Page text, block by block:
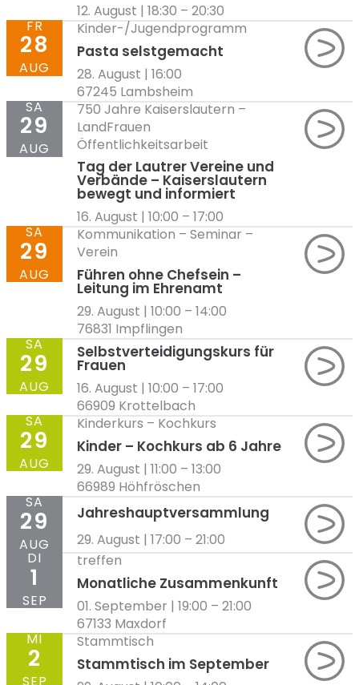
12. August | 18:30 – 20:30
Pasta selstgemacht
Kinder-/Jugendprogramm
28. August | 16:00
67245 Lambsheim
FR
28
AUG
Tag der Lautrer Vereine und
Verbände – Kaiserslautern
bewegt und informiert
750 Jahre Kaiserslautern–
LandFrauen
Öffentlichkeitsarbeit
16. August | 10:00 – 17:00
SA
29
AUG
Führen ohne Chefsein –
Leitung im Ehrenamt
Kommunikation – Seminar –
Verein
29. August | 10:00 – 14:00
76831 Impflingen
SA
29
AUG
Selbstverteidigungskurs für
Frauen
16. August | 10:00 – 17:00
66909 Krottelbach
SA
29
AUG
Kinder – Kochkurs ab 6 Jahre
Kinderkurs – Kochkurs
29. August | 11:00 – 13:00
66989 Höhfröschen
SA
29
AUG
Jahreshauptversammlung
29. August | 17:00 – 21:00
SA
29
AUG
Monatliche Zusammenkunft
treffen
01. September | 19:00 – 21:00
67133 Maxdorf
DI
1
SEP
Stammtisch im September
Stammtisch
MI
2
SEP